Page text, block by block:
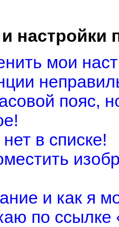
настройки
мои
пояс,
в списке!
и как я
по ссылке